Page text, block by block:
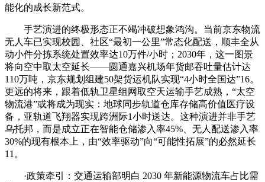
能化的成长新范式。
手艺演进的终极形态正不竭冲破想象鸿沟。当前京东物流
无人车已实现校园、社区“最初一公里”常态化配送，顺丰全从
动小件分拣系统处置效率达10万件/小时；2030年，这一图景
将向空中取太空延长——圆通嘉兴机场年货邮吞吐量估计达
110万吨，京东规划组建50架货运机队实现“4小时全国达”16。
更远的将来，跟着低轨卫星组网取空天运输手艺成熟，“太空
物流港”或将成为现实：地球同步轨道仓库存储高价值医疗设
备，亚轨道飞翔器实现跨洲际1小时送达。这种演进并非手艺
乌托邦，而是成立正在智能仓储渗入率45%、无人配送渗入率
30%的现有根本上，由“效率驱动”向“可能性拓展”的必然延长
11。
·政策牵引：交通运输部明白 2030 年新能源物流车占比需